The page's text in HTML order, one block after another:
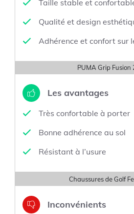
Taille stable et
Qualité et design
Adhérence et confort sur
PUMA Grip Fusion
Les avantages
Très confortable à porter
Bonne adhérence au sol
Résistant à l’usure
Chaussures de Golf
Inconvénients